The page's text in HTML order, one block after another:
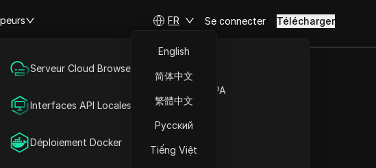
Marché de la RPA
Serveur Cloud Browser MCP
Interfaces API Locales
Déploiement Docker
FR
English
简体中文
繁體中文
Русский
Tiếng Việt
Se connecter Télécharger
villes de Liban